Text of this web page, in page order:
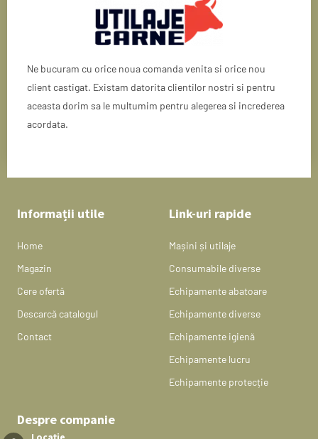
Ne bucuram cu orice noua comanda venita si orice nou
client castigat. Existam datorita clientilor nostri si pentru
aceasta dorim sa le multumim pentru alegerea si increderea
acordata.
Informații utile
Home
Magazin
Cere ofertă
Descarcă catalogul
Contact
Link-uri rapide
Mașini și utilaje
Consumabile diverse
Echipamente abatoare
Echipamente diverse
Echipamente igienă
Echipamente lucru
Echipamente protecție
Despre companie